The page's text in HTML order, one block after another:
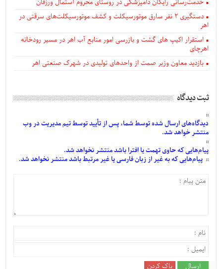
خدمت‌رسانی رایگان دامپزشکی در روستای محروم آستمال ورزقان
دستگيری ۲ نفر سارق موتورسیکلت و کشف موتورسیکلت‌های سرقتی در
اهر
استقرار اکیپ های گشت و بازرسی امور منابع آب اهر در مسیر رودخانه
اهرچای
بازدید معاون وزیر صمت از واحدهای تولیدی در شهرک صنعتی اهر
ثبت دیدگاه
دیدگاه‌هایارسالشدهتوسط شما، پس ازتأییدتوسط تیم مدیریت در وب
منتشر خواهد شد.
پیام‌هاییکه حاوی تهمت یا افترا باشد منتشر نخواهد شد.
پیام‌هاییکه به غیر از زبان فارسی یا غیر مرتبط باشد منتشر نخواهد شد.